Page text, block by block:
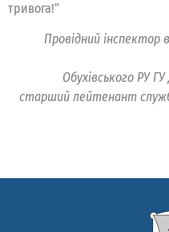
тривога!”
Провідний інспектор
Обухівського РУ
старший лейтенант